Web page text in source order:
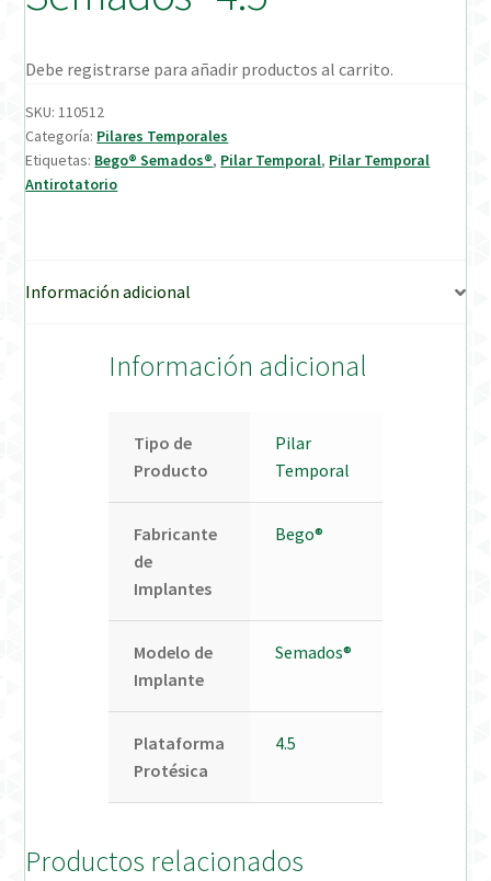
Welcome to DELTA Abutments | Tienda Online!
Debe registrarse para añadir productos al carrito.
SKU:110512
Categoría: Pilares Temporales
Etiquetas: Bego® Semados®, Pilar Temporal, Pilar Temporal
Antirotatorio
Información adicional
Información adicional
Tipo de
Producto
Pilar
Temporal
Fabricante
de
Implantes
Bego®
Modelo de
Implante
Semados®
Plataforma
Protésica
4.5
Productos relacionados